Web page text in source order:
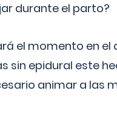
durante el parto?
el momento en el
sin epidural este
animar a las